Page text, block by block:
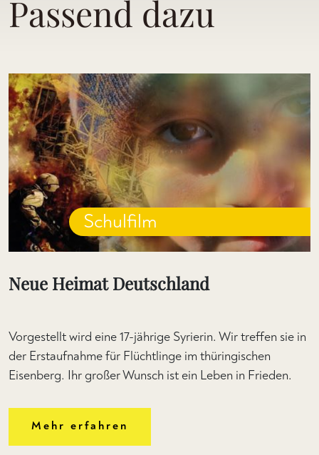
Passend dazu
Schulfilm
Neue Heimat Deutschland
Vorgestellt wird eine 17-jährige Syrierin. Wir treffen sie in
der Erstaufnahme für Flüchtlinge im thüringischen
Eisenberg. Ihr großer Wunsch ist ein Leben in Frieden.
Mehr erfahren